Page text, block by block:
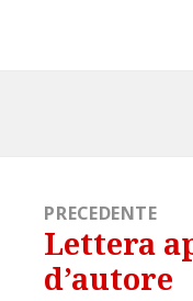
PRECEDENTE
Articolo
precedente:
Lettera
d’autore